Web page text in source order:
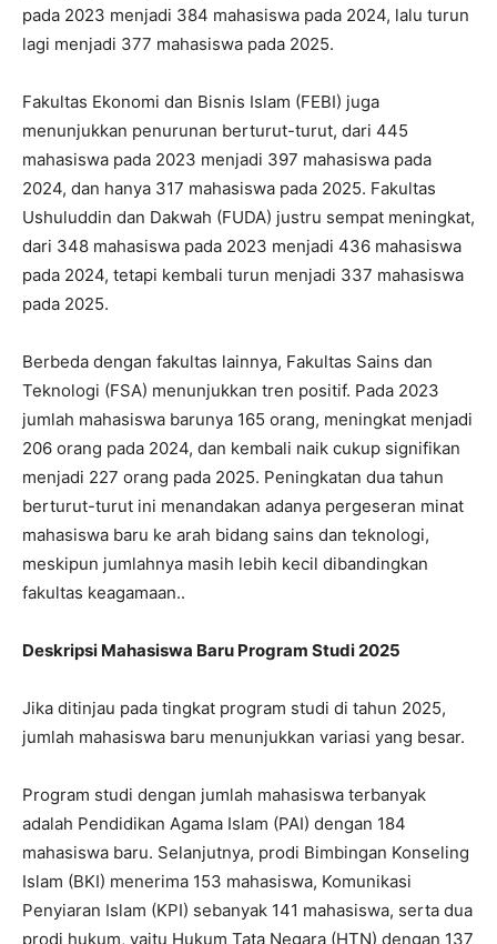
pada 2023 menjadi 384 mahasiswa pada 2024, lalu turun
lagi menjadi 377 mahasiswa pada 2025.
Fakultas Ekonomi dan Bisnis Islam (FEBI) juga
menunjukkan penurunan berturut-turut, dari 445
mahasiswa pada 2023 menjadi 397 mahasiswa pada
2024, dan hanya 317 mahasiswa pada 2025. Fakultas
Ushuluddin dan Dakwah (FUDA) justru sempat meningkat,
dari 348 mahasiswa pada 2023 menjadi 436 mahasiswa
pada 2024, tetapi kembali turun menjadi 337 mahasiswa
pada 2025.
Berbeda dengan fakultas lainnya, Fakultas Sains dan
Teknologi (FSA) menunjukkan tren positif. Pada 2023
jumlah mahasiswa barunya 165 orang, meningkat menjadi
206 orang pada 2024, dan kembali naik cukup signifikan
menjadi 227 orang pada 2025. Peningkatan dua tahun
berturut-turut ini menandakan adanya pergeseran minat
mahasiswa baru ke arah bidang sains dan teknologi,
meskipun jumlahnya masih lebih kecil dibandingkan
fakultas keagamaan..
Deskripsi Mahasiswa Baru Program Studi 2025
Jika ditinjau pada tingkat program studi di tahun 2025,
jumlah mahasiswa baru menunjukkan variasi yang besar.
Program studi dengan jumlah mahasiswa terbanyak
adalah Pendidikan Agama Islam (PAI) dengan 184
mahasiswa baru. Selanjutnya, prodi Bimbingan Konseling
Islam (BKI) menerima 153 mahasiswa, Komunikasi
Penyiaran Islam (KPI) sebanyak 141 mahasiswa, serta dua
prodi hukum, yaitu Hukum Tata Negara (HTN) dengan 137